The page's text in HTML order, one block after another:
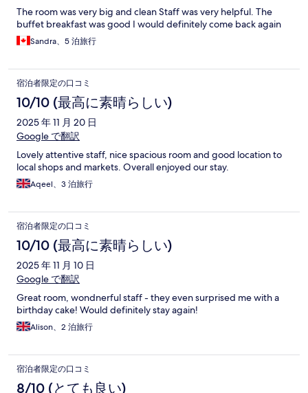
The room was very big and clean Staff was very helpful. The
buffet breakfast was good I would definitely come back again
Sandra、5 泊旅行
宿泊者限定の口コミ
10/10 (最高に素晴らしい)
2025 年 11 月 20 日
Google で翻訳
Lovely attentive staff, nice spacious room and good location to
local shops and markets. Overall enjoyed our stay.
Aqeel、3 泊旅行
宿泊者限定の口コミ
10/10 (最高に素晴らしい)
2025 年 11 月 10 日
Google で翻訳
Great room, wondnerful staff - they even surprised me with a
birthday cake! Would definitely stay again!
Alison、2 泊旅行
宿泊者限定の口コミ
8/10 (とても良い)